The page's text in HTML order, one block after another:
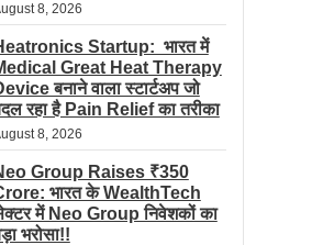
8, 2026
Startup: भारत में
Great Heat Therapy
बनाने वाला स्टार्टअप जो
रहा है Pain Relief का तरीका
8, 2026
Group Raises ₹350
भारत के WealthTech
में Neo Group निवेशकों का
भरोसा!!